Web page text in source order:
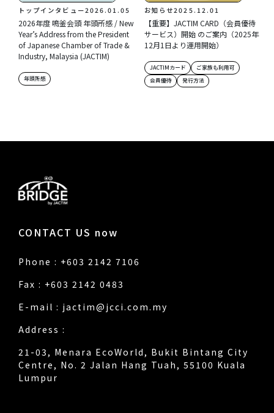
トップインタビュー2026.01.05
2026年度 鳴釜会頭 年頭所感 / New
Year’s Address from the President
of Japanese Chamber of Trade &
Industry, Malaysia (JACTIM)
年頭所感
お知らせ2025.12.01
【重要】JACTIM CARD（会員優待
サービス）開始 のご案内（2025年
12月1日より運用開始）
JACTIMカード
ご家族も利用可
会員優待
発行方法
CONTACT US now
Phone : +603 2142 7106
Fax : +603 2142 0483
E-mail : jactim@jcci.com.my
Address :
21-03, Menara EcoWorld, Bukit Bintang City
Centre, No. 2 Jalan Hang Tuah, 55100 Kuala
Lumpur